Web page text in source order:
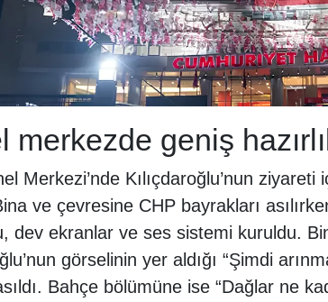
merkezde geniş
Merkezi’nde Kılıçdaroğlu’nun ziyareti
ve çevresine CHP bayrakları
dev ekranlar ve ses sistemi kuruldu.
görselinin yer aldığı “Şimdi
Bahçe bölümüne ise “Dağlar ne